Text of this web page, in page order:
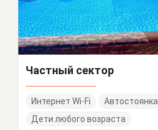
Частный сектор
Интернет Wi-Fi
Автостоянка
Дети любого возраста